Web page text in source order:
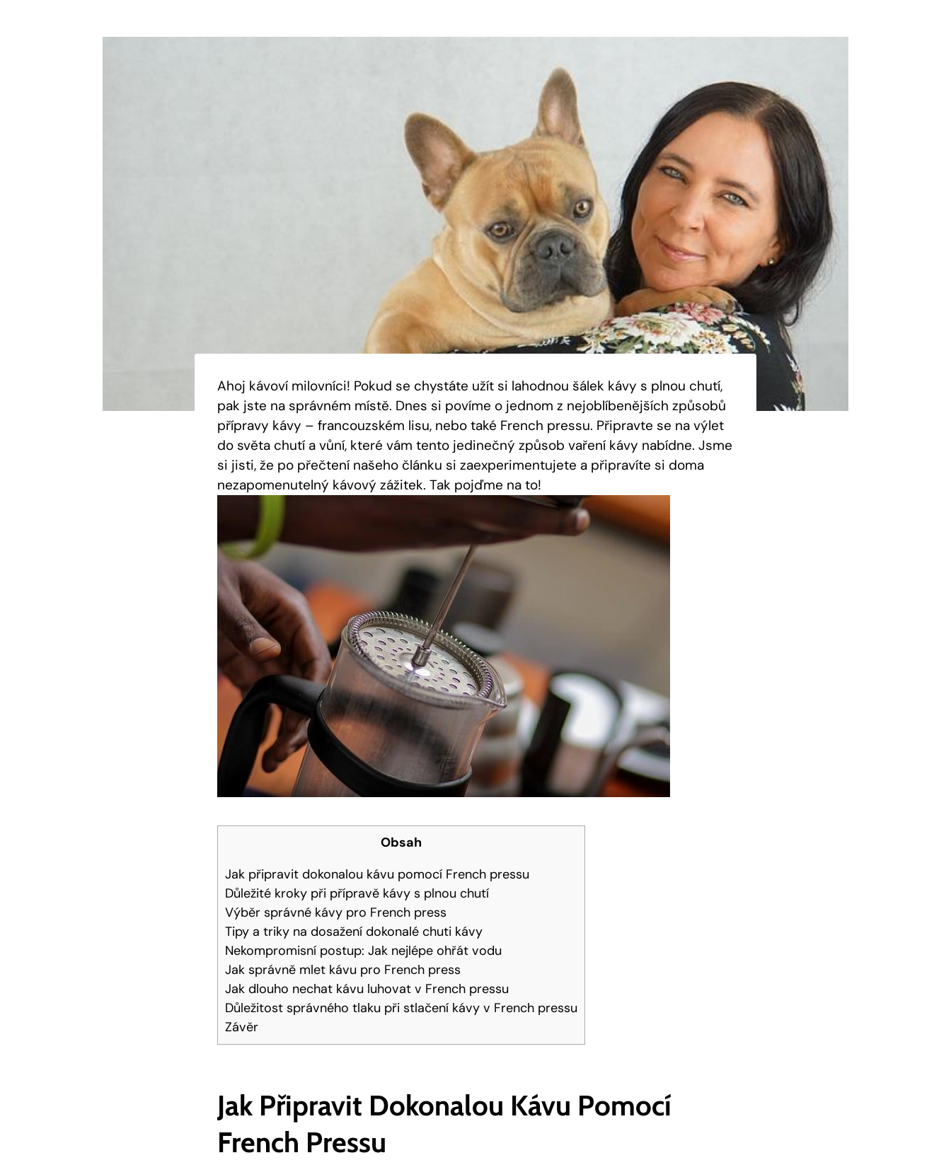
Ahoj kávoví milovníci! Pokud se chystáte užít si lahodnou šálek kávy s plnou chutí,
pak jste na správném místě. Dnes si povíme o jednom z nejoblíbenějších způsobů
přípravy kávy – francouzském lisu, nebo také French pressu. Připravte se na výlet
do světa chutí a vůní, které vám tento jedinečný způsob vaření kávy nabídne. Jsme
si jisti, že po přečtení našeho článku si zaexperimentujete a připravíte si doma
nezapomenutelný kávový zážitek. Tak pojďme na to!
Obsah
Jak připravit dokonalou kávu pomocí French pressu
Důležité kroky při přípravě kávy s plnou chutí
Výběr správné kávy pro French press
Tipy a triky na dosažení dokonalé chuti kávy
Nekompromisní postup: Jak nejlépe ohřát vodu
Jak správně mlet kávu pro French press
Jak dlouho nechat kávu luhovat v French pressu
Důležitost správného tlaku při stlačení kávy v French pressu
Závěr
Jak Připravit Dokonalou Kávu Pomocí
French Pressu